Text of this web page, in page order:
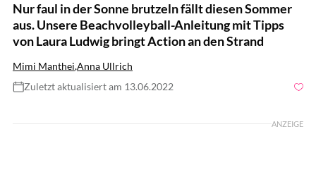
Nur faul in der Sonne brutzeln fällt diesen Sommer
aus. Unsere Beachvolleyball-Anleitung mit Tipps
von Laura Ludwig bringt Action an den Strand
Mimi Manthei,Anna Ullrich
Zuletzt aktualisiert am 13.06.2022
ANZEIGE